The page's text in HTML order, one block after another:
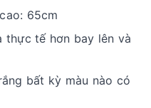
65cm
thực tế hơn bay lên và
bất kỳ màu nào có